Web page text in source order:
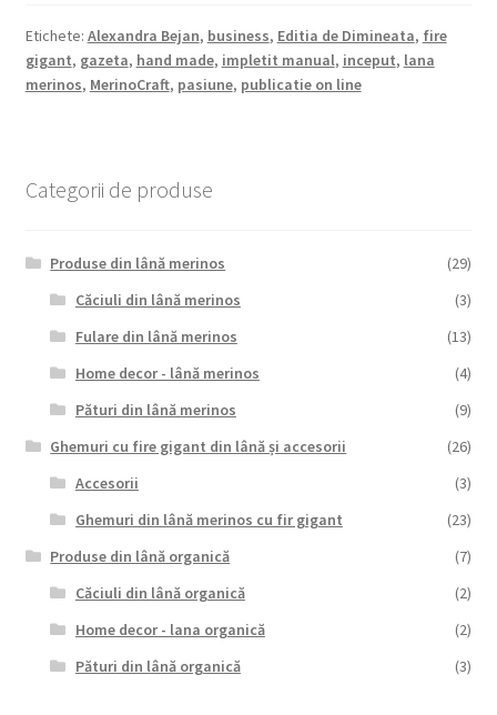
Etichete: Alexandra Bejan, business, Editia de Dimineata, fire
gigant, gazeta, hand made, impletit manual, inceput, lana
merinos, MerinoCraft, pasiune, publicatie on line
Categorii de produse
Produse din lână merinos
(29)
Căciuli din lână merinos
(3)
Fulare din lână merinos
(13)
Home decor - lână merinos
(4)
Pături din lână merinos
(9)
Ghemuri cu fire gigant din lână și accesorii
(26)
Accesorii
(3)
Ghemuri din lână merinos cu fir gigant
(23)
Produse din lână organică
(7)
Căciuli din lână organică
(2)
Home decor - lana organică
(2)
Pături din lână organică
(3)